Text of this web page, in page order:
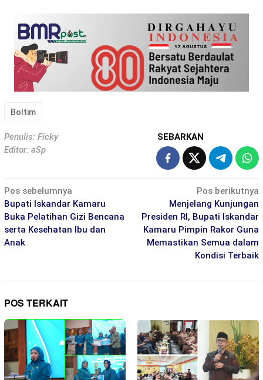
Boltim
Penulis: Ficky
Editor: aSp
SEBARKAN
Navigasi
pos
Pos sebelumnya
Bupati Iskandar Kamaru
Buka Pelatihan Gizi Bencana
serta Kesehatan Ibu dan
Anak
Pos berikutnya
Menjelang Kunjungan
Presiden RI, Bupati Iskandar
Kamaru Pimpin Rakor Guna
Memastikan Semua dalam
Kondisi Terbaik
POS TERKAIT